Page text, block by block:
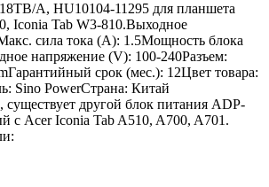
A, HU10104-11295 для планшета
Iconia Tab W3-810.Выходное
сила тока (A): 1.5Мощность блока
напряжение (V): 100-240Разъем:
срок (мес.): 12Цвет товара:
Sino PowerСтрана: Китай
другой блок питания ADP-
с Acer Iconia Tab A510, A700, A701.